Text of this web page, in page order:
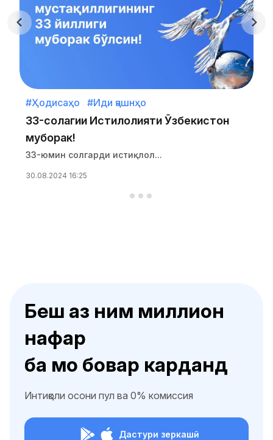
#Ҳодисаҳо #Иди ҷашнҳо
33-солагии Истиқлолияти Ӯзбекистон
муборак!
33-юмин солгарди истиқлол...
30.08.2024 16:25
Беш аз ним миллион
нафар
ба мо бовар карданд
Интиқоли осони пул ва 0% комиссия
Дастури зеркашӣ